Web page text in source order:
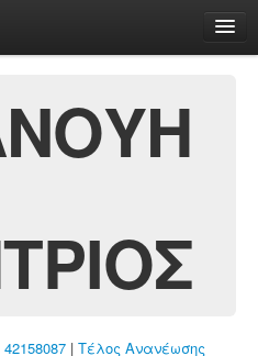
42158087 | Τέλος Ανανέωσης